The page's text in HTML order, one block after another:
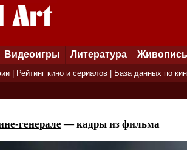
Видеоигры Литература Живопись
Рейтинг кино и сериалов База данных по
генерале — кадры из фильма